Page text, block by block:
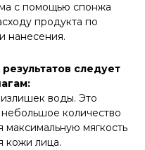
с помощью спонжа
продукта по
нанесения.
следует
воды. Это
количество
максимальную мягкость
кожи лица.